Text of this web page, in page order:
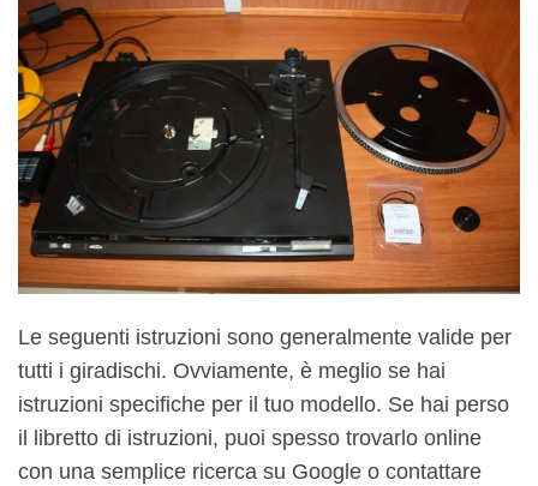
Le seguenti istruzioni sono generalmente valide per
tutti i giradischi. Ovviamente, è meglio se hai
istruzioni specifiche per il tuo modello. Se hai perso
il libretto di istruzioni, puoi spesso trovarlo online
con una semplice ricerca su Google o contattare